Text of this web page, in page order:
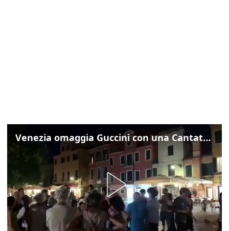
Venezia omaggia Guccini con una Cantata Anarchica in campo Santa Margherita